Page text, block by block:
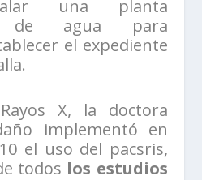
una planta
de agua para
el expediente
X, la doctora
implementó en
el uso del pacsris,
todos los estudios